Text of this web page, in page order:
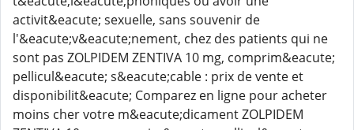
activit&eacute; sexuelle, sans souvenir de
l'&eacute;v&eacute;nement, chez des patients qui ne
sont pas ZOLPIDEM ZENTIVA 10 mg, comprim&eacute;
pellicul&eacute; s&eacute;cable : prix de vente et
disponibilit&eacute; Comparez en ligne pour acheter
moins cher votre m&eacute;dicament ZOLPIDEM